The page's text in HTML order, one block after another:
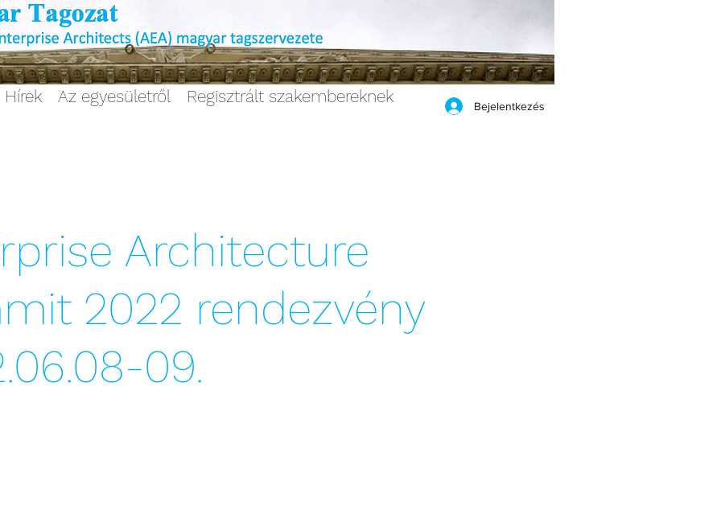
Hírek Az egyesületről Regisztrált szakembereknek Bejelentkezés
Architecture
2022 rendezvény
09.